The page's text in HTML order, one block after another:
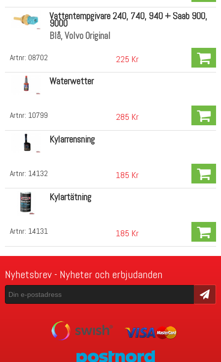
Artnr: 08702
Vattentempgivare 240, 740, 940 + Saab 900,
9000
Blå, Volvo Original
225 Kr
Artnr: 10799
Waterwetter
285 Kr
Artnr: 14132
Kylarrensning
185 Kr
Artnr: 14131
Kylartätning
185 Kr
Nyhetsbrev - Nyheter och erbjudanden
Skicka